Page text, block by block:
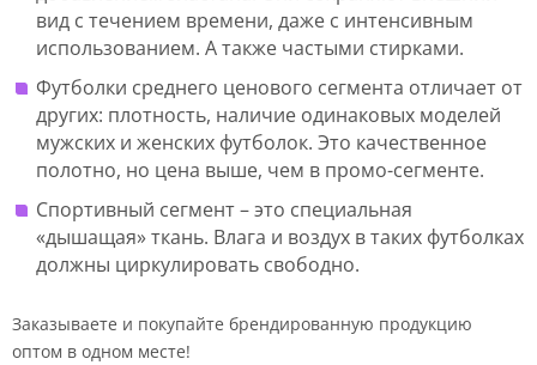
вид с течением времени, даже с интенсивным
использованием. А также частыми стирками.
Футболки среднего ценового сегмента отличает от
других: плотность, наличие одинаковых моделей
мужских и женских футболок. Это качественное
полотно, но цена выше, чем в промо-сегменте.
Спортивный сегмент – это специальная
«дышащая» ткань. Влага и воздух в таких футболках
должны циркулировать свободно.
Заказываете и покупайте брендированную продукцию
оптом в одном месте!